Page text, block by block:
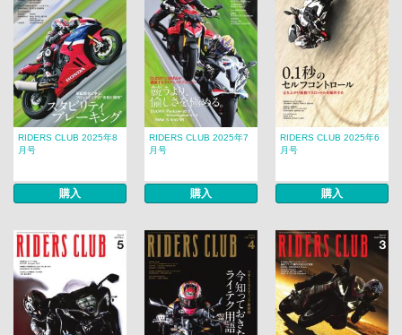
RIDERS CLUB 2025年8
月号
購入
RIDERS CLUB 2025年7
月号
購入
RIDERS CLUB 2025年6
月号
購入